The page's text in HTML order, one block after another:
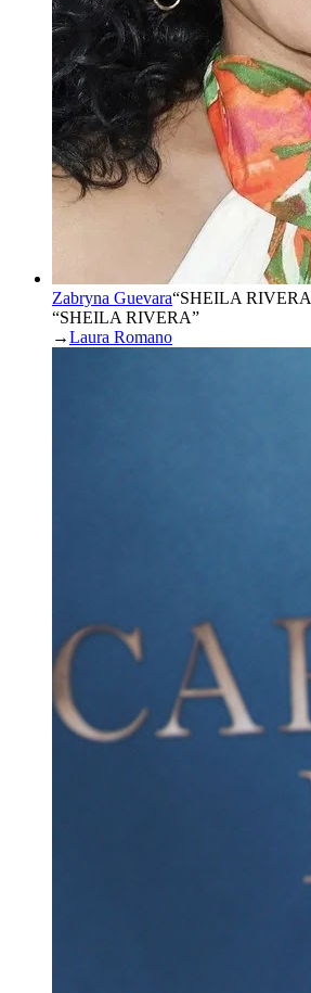
Zabryna Guevara“SHEILA RIVERA
“SHEILA RIVERA”
→Laura Romano